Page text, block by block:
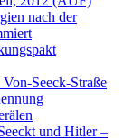
nach der
Seeck-Straße
und Hitler –